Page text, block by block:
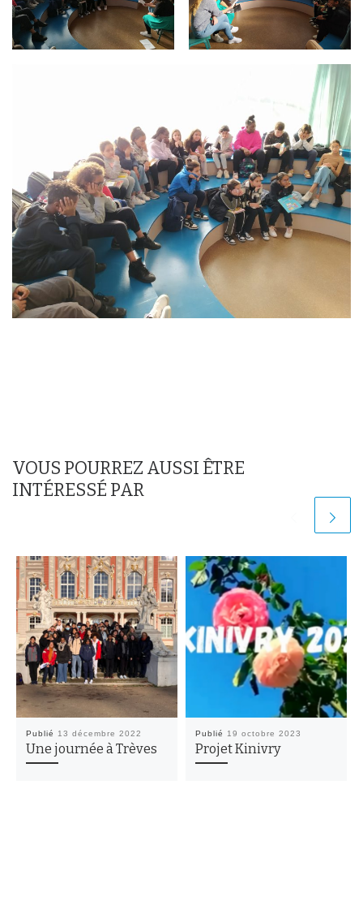
VOUS POURREZ AUSSI ÊTRE
INTÉRESSÉ PAR
Publié 13 décembre 2022
Une journée à Trèves
Publié 19 octobre 2023
Projet Kinivry